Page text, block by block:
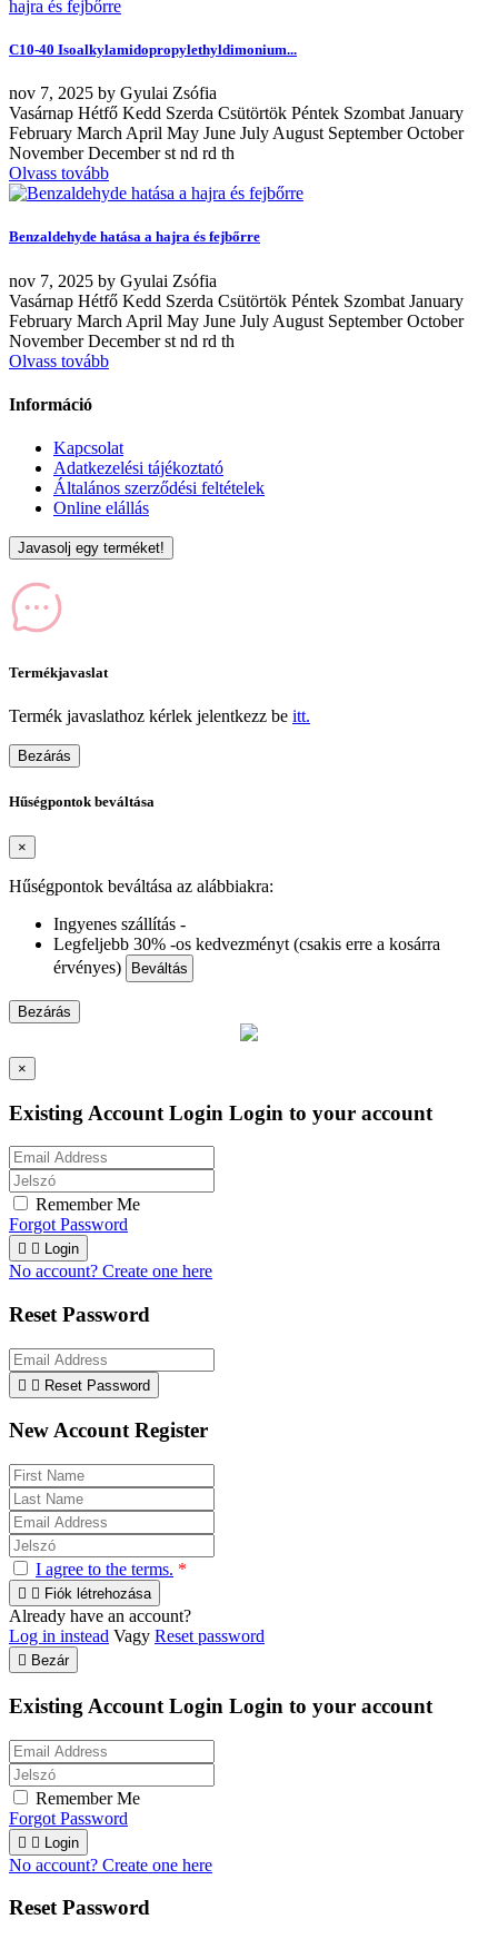
C10-40 Isoalkylamidopropylethyldimonium...
nov 7, 2025 by Gyulai Zsófia
Vasárnap Hétfő Kedd Szerda Csütörtök Péntek Szombat January
February March April May June July August September October
November December st nd rd th
Olvass tovább
Benzaldehyde hatása a hajra és fejbőrre
nov 7, 2025 by Gyulai Zsófia
Vasárnap Hétfő Kedd Szerda Csütörtök Péntek Szombat January
February March April May June July August September October
November December st nd rd th
Olvass tovább
Információ
Kapcsolat
Adatkezelési tájékoztató
Általános szerződési feltételek
Online elállás
Javasolj egy terméket!
Termékjavaslat
Termék javaslathoz kérlek jelentkezz be itt.
Bezárás
Hűségpontok beváltása
×
Hűségpontok beváltása az alábbiakra:
Ingyenes szállítás -
Legfeljebb 30% -os kedvezményt (csakis erre a kosárra
érvényes)
Beváltás
Bezárás
×
Existing Account Login Login to your account
Remember Me
Forgot Password
  Login
No account? Create one here
Reset Password
  Reset Password
New Account Register
I agree to the terms. *
  Fiók létrehozása
Already have an account?
Log in instead Vagy Reset password
 Bezár
Existing Account Login Login to your account
Remember Me
Forgot Password
  Login
No account? Create one here
Reset Password